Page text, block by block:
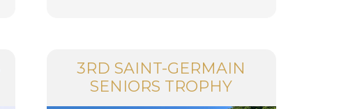
3RD SAINT-GERMAIN
SENIORS TROPHY